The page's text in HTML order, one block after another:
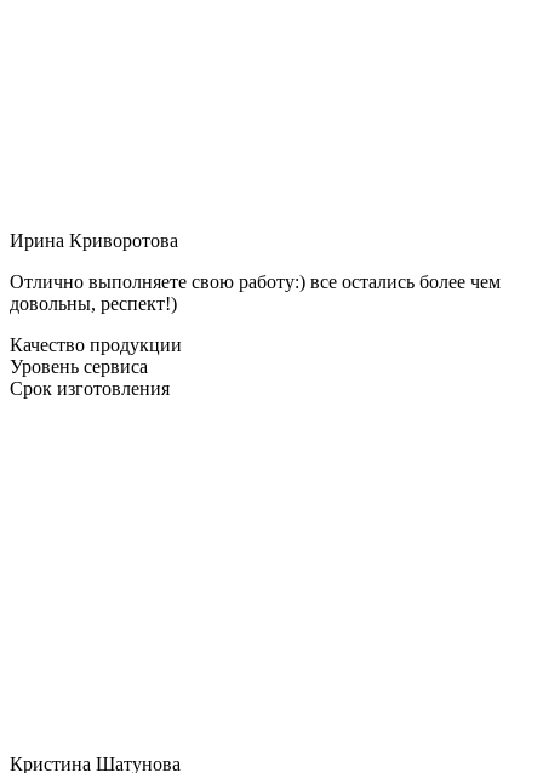
Ирина Криворотова
Отлично выполняете свою работу:) все остались более чем
довольны, респект!)
Качество продукции
Уровень сервиса
Срок изготовления
Кристина Шатунова